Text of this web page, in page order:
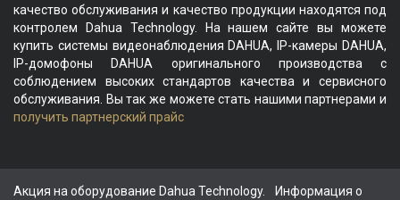
качество обслуживания и качество продукции находятся под
контролем Dahua Technology. На нашем сайте вы можете
купить системы видеонаблюдения DAHUA, IP-камеры DAHUA,
IP-домофоны DAHUA оригинального производства с
соблюдением высоких стандартов качества и сервисного
обслуживания. Вы так же можете стать нашими партнерами и
получить партнерский прайс
Акция на оборудование Dahua Technology. Информация о